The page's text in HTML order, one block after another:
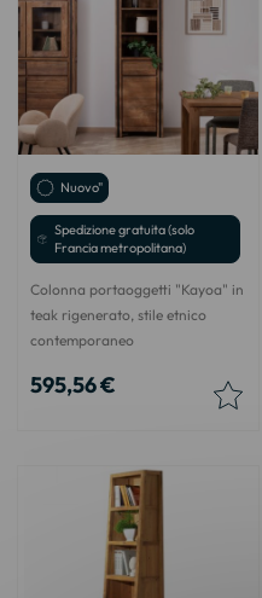
Nuovo"
Spedizione gratuita (solo
Francia metropolitana)
Colonna portaoggetti "Kayoa" in
teak rigenerato, stile etnico
contemporaneo
595,56 €